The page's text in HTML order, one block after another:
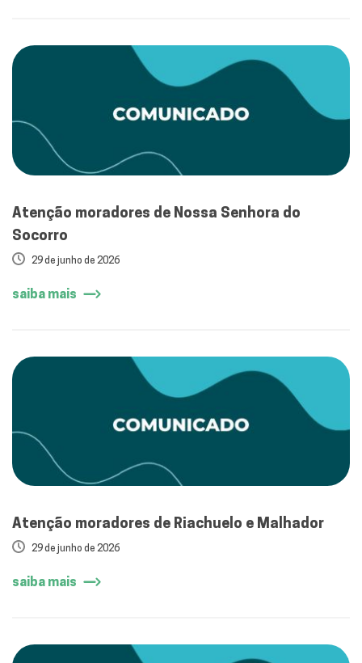
Atenção moradores de Nossa Senhora do
Socorro
29 de junho de 2026
saiba mais
Atenção moradores de Riachuelo e Malhador
29 de junho de 2026
saiba mais